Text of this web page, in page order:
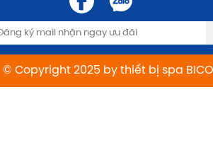
© Copyright 2025 by thiết bị spa BICO